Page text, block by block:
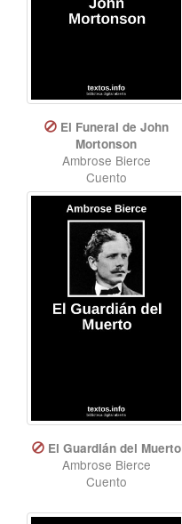
El Funeral de John
Mortonson
Ambrose Bierce
Cuento
El Guardián del Muerto
Ambrose Bierce
Cuento